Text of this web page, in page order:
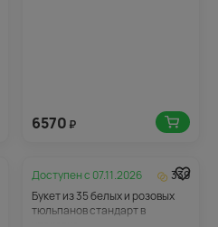
6570 ₽
Доступен с 07.11.2026
339
Букет из 35 белых и розовых
тюльпанов стандарт в